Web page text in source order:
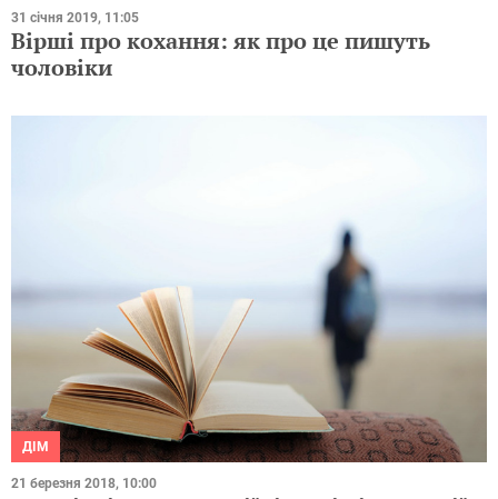
31 січня 2019, 11:05
Вірші про кохання: як про це пишуть
чоловіки
ДІМ
21 березня 2018, 10:00